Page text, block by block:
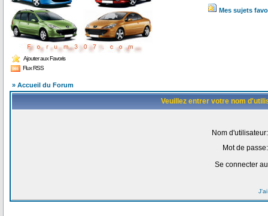
Ajouter aux Favoris
Flux RSS
Mes sujets
» Accueil du Forum
Veuillez entrer votre nom
Nom d'utilisateur:
Mot de passe:
Se connecter